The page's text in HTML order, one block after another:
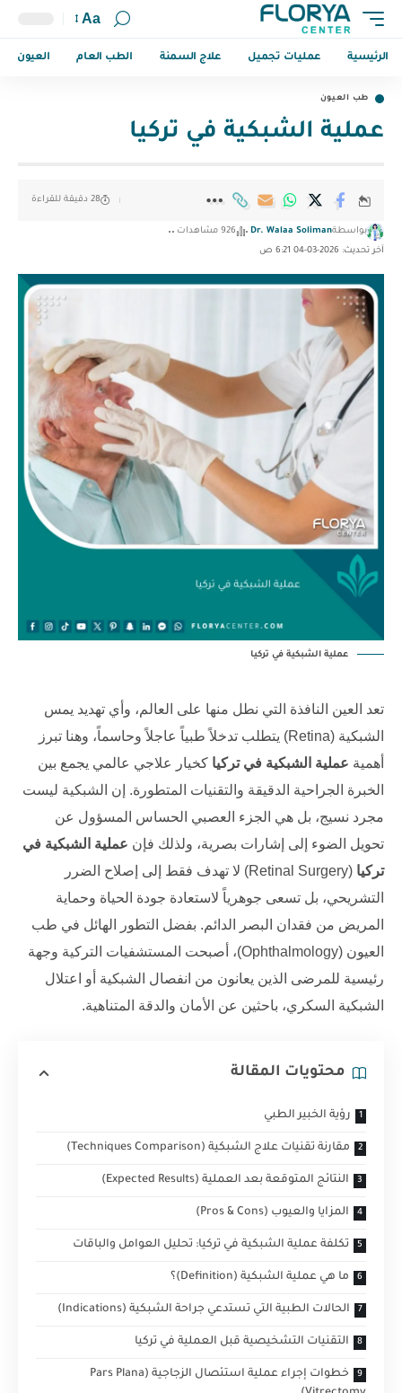
Aa
الرئيسية عمليات تجميل علاج السمنة الطب العام العيون
طب العيون
عملية الشبكية في تركيا
آخر تحديث: 2026-03-04 6:21 ص
بواسطةDr. Walaa Soliman 926 مشاهدات
28 دقيقة للقراءة
عملية الشبكية في تركيا
تعد العين النافذة التي نطل منها على العالم، وأي تهديد يمس
الشبكية (Retina) يتطلب تدخلاً طبياً عاجلاً وحاسماً، وهنا تبرز
أهمية عملية الشبكية في تركيا كخيار علاجي عالمي يجمع بين
الخبرة الجراحية الدقيقة والتقنيات المتطورة. إن الشبكية ليست
مجرد نسيج، بل هي الجزء العصبي الحساس المسؤول عن
تحويل الضوء إلى إشارات بصرية، ولذلك فإن عملية الشبكية في
تركيا (
Retinal Surgery) لا تهدف فقط إلى إصلاح الضرر
التشريحي، بل تسعى جوهرياً لاستعادة جودة الحياة وحماية
المريض من فقدان البصر الدائم. بفضل التطور الهائل في طب
العيون (Ophthalmology)، أصبحت المستشفيات التركية وجهة
رئيسية للمرضى الذين يعانون من انفصال الشبكية أو اعتلال
الشبكية السكري، باحثين عن الأمان والدقة المتناهية.
محتويات المقالة
رؤية الخبير الطبي
مقارنة تقنيات علاج الشبكية (Techniques Comparison)
النتائج المتوقعة بعد العملية (Expected Results)
المزايا والعيوب (Pros & Cons)
تكلفة عملية الشبكية في تركيا: تحليل العوامل والباقات
ما هي عملية الشبكية (Definition)؟
الحالات الطبية التي تستدعي جراحة الشبكية (Indications)
التقنيات التشخيصية قبل العملية في تركيا
خطوات إجراء عملية استئصال الزجاجية (Pars Plana